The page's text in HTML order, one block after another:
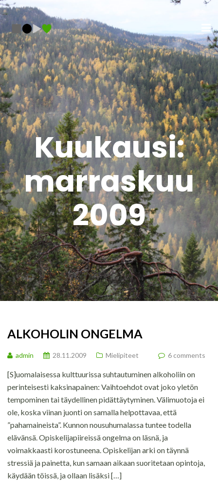
Kuukausi:
marraskuu
2009
ALKOHOLIN ONGELMA
admin 28.11.2009 Mielipiteet 6 comments
[S]uomalaisessa kulttuurissa suhtautuminen alkoholiin on
perinteisesti kaksinapainen: Vaihtoehdot ovat joko yletön
tempominen tai täydellinen pidättäytyminen. Välimuotoja ei
ole, koska viinan juonti on samalla helpottavaa, että
”pahamaineista”. Kunnon nousuhumalassa tuntee todella
elävänsä. Opiskelijapiireissä ongelma on läsnä, ja
voimakkaasti korostuneena. Opiskelijan arki on täynnä
stressiä ja painetta, kun samaan aikaan suoritetaan opintoja,
käydään töissä, ja ollaan lisäksi […]